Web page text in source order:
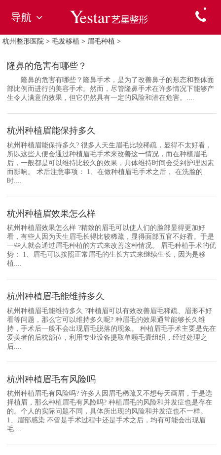
导航
杭州整形医院 > 毛发移植 > 眉毛种植 >
隆鼻的危害有哪些？
隆鼻的危害有哪些？隆鼻手术，是为了改善鼻子的形态和整体面
部比例而进行的美容手术。然而，尽管隆鼻手术在许多情况下能够产
生令人满意的效果，但它仍然具有一定的风险和潜在危害。....
杭州种植眉能保持多久
杭州种植眉能保持多久? 很多人天生眉毛比较稀疏，显得不太好看，
所以这些人便会通过种植眉毛手术来改善这一情况，而在种植眉毛
后，一般都是可以维持比较久的效果，具体维持时间会受到护理因素
而影响。 术后注意事项： 1、在做种植眉毛手术之后， 在洗脸的
时....
杭州种植眉效果怎么样
杭州种植眉效果怎么样 ?精致的眉毛可以使人们的脸部显得更加好
看，有些人因为天生眉毛长得比较稀疏，显得面部五官不好看。于是
一些人就会通过眉毛种植的方式来改善这种情况。 眉毛种植手术的优
势： 1、眉毛可以按照正常眉毛的生长方式来继续生长，因为是移
植....
杭州种植眉毛能维持多久
杭州种植眉毛能维持多久 ?种植眉可以有效改善眉毛稀疏、眉形不好
看等问题，那么它可以维持多久呢? 种眉毛的效果通常能够长久维
持，手术后一般不会出现眉毛脱落的现象。 种植眉毛手术主要是先在
爱美者的后枕部位，利用专业设备提取单颗毛囊组织，经过处理之
后....
杭州种植眉毛有风险吗
杭州种植眉毛有风险吗? 许多人因眉毛稀疏又不想每天画眉，于是选
择植眉，那么种植眉毛有风险吗? 种植眉毛的风险和并发症也是存在
的。个人的实际问题不同，具体所出现的风险和并发症也不一样。
1、眉部感染 不管是手术过程中还是手术之后，均有可能会出现眉
毛....